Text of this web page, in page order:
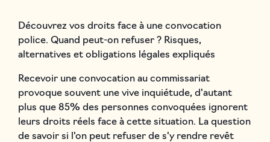
Découvrez vos droits face à une convocation
police. Quand peut-on refuser ? Risques,
alternatives et obligations légales expliqués
Recevoir une convocation au commissariat
provoque souvent une vive inquiétude, d'autant
plus que 85% des personnes convoquées ignorent
leurs droits réels face à cette situation. La question
de savoir si l'on peut refuser de s'y rendre revêt